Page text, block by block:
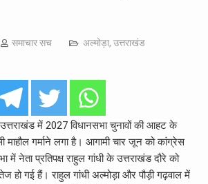
समाचार सच अल्मोड़ा, उत्तराखंड
उत्तराखंड में 2027 विधानसभा चुनावों की आहट के
माहौल गर्माने लगा है। आगामी चार जून को कांग्रेस
में नेता प्रतिपक्ष राहुल गांधी के उत्तराखंड दौरे को
हो गई हैं। राहुल गांधी अल्मोड़ा और पौड़ी गढ़वाल में